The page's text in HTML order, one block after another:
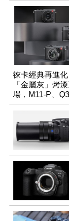
徠卡經典再進
「金屬灰」烤
場，M11-P、
領銜換裝